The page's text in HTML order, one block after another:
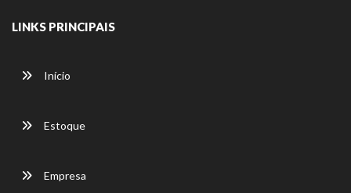
LINKS PRINCIPAIS
Início
Estoque
Empresa